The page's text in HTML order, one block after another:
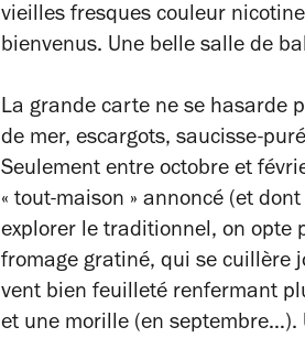
vieilles fresques couleur
bienvenus. Une belle salle de
La grande carte ne se hasarde
de mer, escargots, saucisse-
Seulement entre octobre et
« tout-maison » annoncé (et
explorer le traditionnel, on opte
fromage gratiné, qui se cuillère
vent bien feuilleté renfermant
et une morille (en septembre…).